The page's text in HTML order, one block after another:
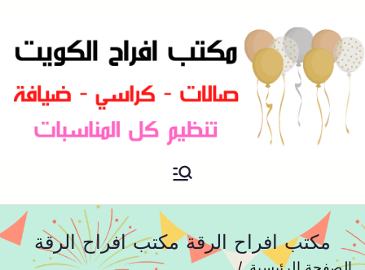
مكتب افراح و مناسبات و زواج و
مكتب افراح الرقة مكتب افراح الرقة